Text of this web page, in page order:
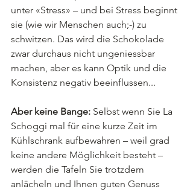
unter «Stress» – und bei Stress beginnt
sie (wie wir Menschen auch;-) zu
schwitzen. Das wird die Schokolade
zwar durchaus nicht ungeniessbar
machen, aber es kann Optik und die
Konsistenz negativ beeinflussen...
Aber keine Bange: Selbst wenn Sie La
Schoggi mal für eine kurze Zeit im
Kühlschrank aufbewahren – weil grad
keine andere Möglichkeit besteht –
werden die Tafeln Sie trotzdem
anlächeln und Ihnen guten Genuss